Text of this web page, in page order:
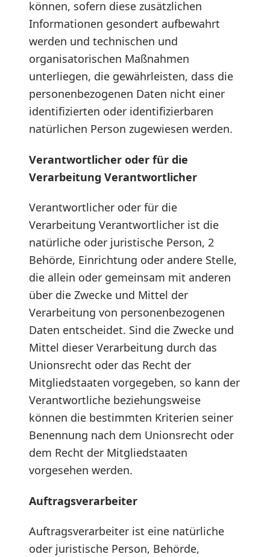
können, sofern diese zusätzlichen
Informationen gesondert aufbewahrt
werden und technischen und
organisatorischen Maßnahmen
unterliegen, die gewährleisten, dass die
personenbezogenen Daten nicht einer
identifizierten oder identifizierbaren
natürlichen Person zugewiesen werden.
Verantwortlicher oder für die
Verarbeitung Verantwortlicher
Verantwortlicher oder für die
Verarbeitung Verantwortlicher ist die
natürliche oder juristische Person, 2
Behörde, Einrichtung oder andere Stelle,
die allein oder gemeinsam mit anderen
über die Zwecke und Mittel der
Verarbeitung von personenbezogenen
Daten entscheidet. Sind die Zwecke und
Mittel dieser Verarbeitung durch das
Unionsrecht oder das Recht der
Mitgliedstaaten vorgegeben, so kann der
Verantwortliche beziehungsweise
können die bestimmten Kriterien seiner
Benennung nach dem Unionsrecht oder
dem Recht der Mitgliedstaaten
vorgesehen werden.
Auftragsverarbeiter
Auftragsverarbeiter ist eine natürliche
oder juristische Person, Behörde,